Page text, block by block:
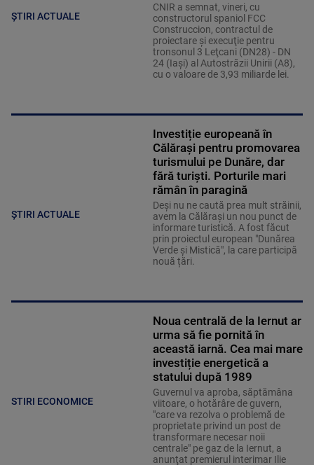
ȘTIRI ACTUALE
CNIR a semnat, vineri, cu
constructorul spaniol FCC
Construccion, contractul de
proiectare şi execuţie pentru
tronsonul 3 Leţcani (DN28) - DN
24 (Iaşi) al Autostrăzii Unirii (A8),
cu o valoare de 3,93 miliarde lei.
ȘTIRI ACTUALE
Investiție europeană în
Călărași pentru promovarea
turismului pe Dunăre, dar
fără turiști. Porturile mari
rămân în paragină
Deși nu ne caută prea mult străinii,
avem la Călărași un nou punct de
informare turistică. A fost făcut
prin proiectul european "Dunărea
Verde și Mistică", la care participă
nouă țări.
STIRI ECONOMICE
Noua centrală de la Iernut ar
urma să fie pornită în
această iarnă. Cea mai mare
investiție energetică a
statului după 1989
Guvernul va aproba, săptămâna
viitoare, o hotărâre de guvern,
"care va rezolva o problemă de
proprietate privind un post de
transformare necesar noii
centrale" pe gaz de la Iernut, a
anunţat premierul interimar Ilie